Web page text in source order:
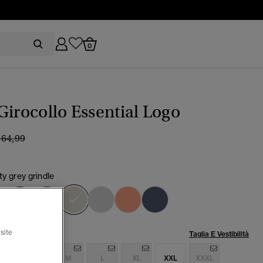
0
Essential Logo
ridotto da
a
grey grindle
selezionato
Taglia E Vestibilità
M L XL XXL XXXL